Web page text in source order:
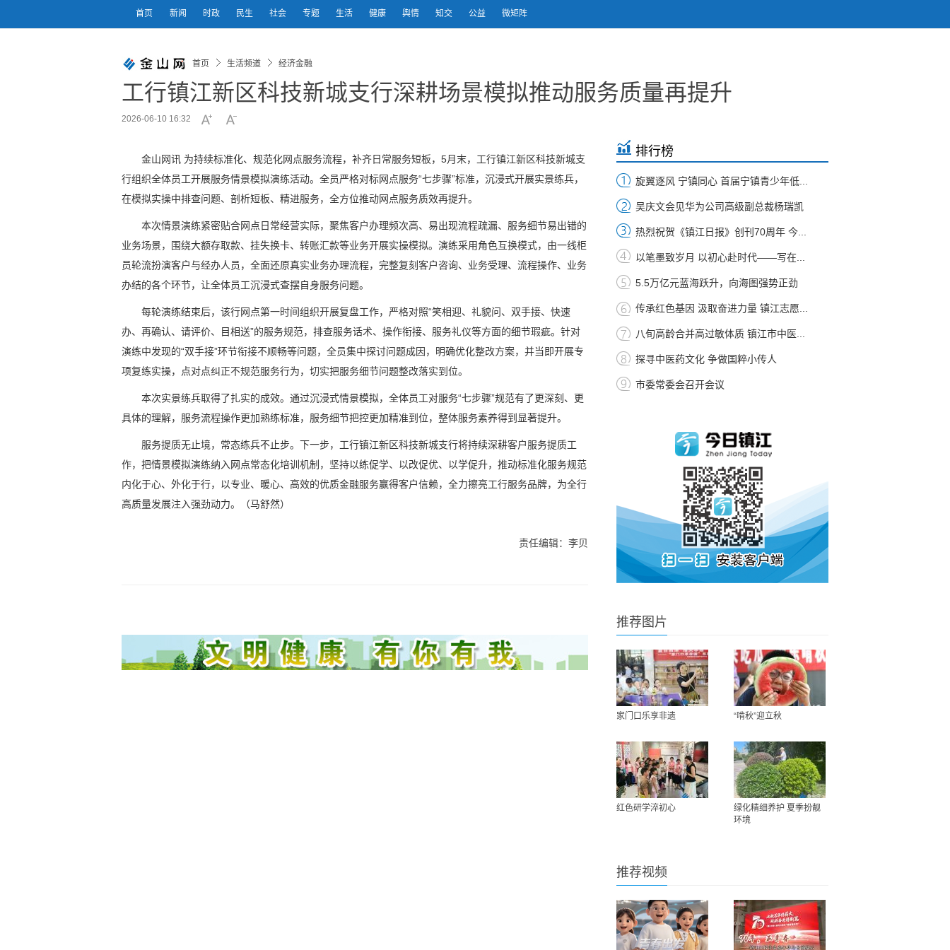
首页 新闻 时政 民生 社会 专题 生活 健康 舆情 知交 公益 微矩阵
首页 生活频道 经济金融
工行镇江新区科技新城支行深耕场景模拟推动服务质量再提升
2026-06-10 16:32
金山网讯 为持续标准化、规范化网点服务流程，补齐日常服务短板，5月末，工行镇江新区科技新城支
行组织全体员工开展服务情景模拟演练活动。全员严格对标网点服务“七步骤”标准，沉浸式开展实景练兵，
在模拟实操中排查问题、剖析短板、精进服务，全方位推动网点服务质效再提升。
本次情景演练紧密贴合网点日常经营实际，聚焦客户办理频次高、易出现流程疏漏、服务细节易出错的
业务场景，围绕大额存取款、挂失换卡、转账汇款等业务开展实操模拟。演练采用角色互换模式，由一线柜
员轮流扮演客户与经办人员，全面还原真实业务办理流程，完整复刻客户咨询、业务受理、流程操作、业务
办结的各个环节，让全体员工沉浸式查摆自身服务问题。
每轮演练结束后，该行网点第一时间组织开展复盘工作，严格对照“笑相迎、礼貌问、双手接、快速
办、再确认、请评价、目相送”的服务规范，排查服务话术、操作衔接、服务礼仪等方面的细节瑕疵。针对
演练中发现的“双手接”环节衔接不顺畅等问题，全员集中探讨问题成因，明确优化整改方案，并当即开展专
项复练实操，点对点纠正不规范服务行为，切实把服务细节问题整改落实到位。
本次实景练兵取得了扎实的成效。通过沉浸式情景模拟，全体员工对服务“七步骤”规范有了更深刻、更
具体的理解，服务流程操作更加熟练标准，服务细节把控更加精准到位，整体服务素养得到显著提升。
服务提质无止境，常态练兵不止步。下一步，工行镇江新区科技新城支行将持续深耕客户服务提质工
作，把情景模拟演练纳入网点常态化培训机制，坚持以练促学、以改促优、以学促升，推动标准化服务规范
内化于心、外化于行，以专业、暖心、高效的优质金融服务赢得客户信赖，全力擦亮工行服务品牌，为全行
高质量发展注入强劲动力。（马舒然）
责任编辑：李贝
排行榜
旋翼逐风 宁镇同心 首届宁镇青少年低...
吴庆文会见华为公司高级副总裁杨瑞凯
热烈祝贺《镇江日报》创刊70周年 今...
以笔墨致岁月 以初心赴时代——写在...
5.5万亿元蓝海跃升，向海图强势正劲
传承红色基因 汲取奋进力量 镇江志愿...
八旬高龄合并高过敏体质 镇江市中医...
探寻中医药文化 争做国粹小传人
市委常委会召开会议
推荐图片
家门口乐享非遗 “啃秋”迎立秋
红色研学淬初心
绿化精细养护 夏季扮靓
环境
推荐视频